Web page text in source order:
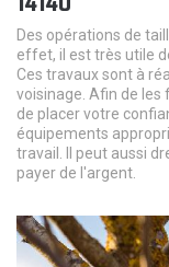
Des opérations de
effet, il est très utile
Ces travaux sont à
voisinage. Afin de les
de placer votre
équipements
travail. Il peut aussi
payer de l'argent.